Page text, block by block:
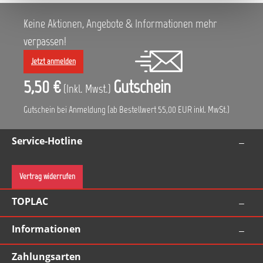
Keine Aktionen, Angebote & Informationen mehr
verpassen!
Jetzt anmelden
5,50 € (Inkl. Mwst.) Gutschein
Gutschein bei Anmeldung (ab Bestellwert 55,00 EUR inkl. MwSt.)
Service-Hotline
Vertrag widerrufen
TOPLAC
Informationen
Zahlungsarten